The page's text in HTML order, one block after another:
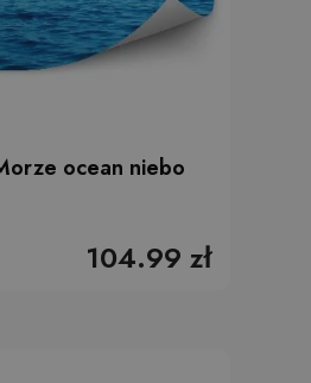
ocean niebo
104.99 zł